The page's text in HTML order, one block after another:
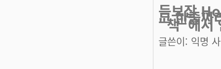
듣보잡
그 한줄짜
"책"에서
글쓴이: 익명